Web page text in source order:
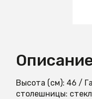
Высота (см): 46 /
столешницы: